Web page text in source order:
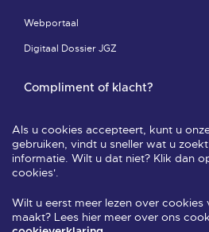
Webportaal
Digitaal Dossier JGZ
Compliment of klacht?
Leveringsvoorwaarden & privacy
Veelgestelde vragen
Volg ons
Als u cookies accepteert, kunt u
gebruiken, vindt u sneller wat u
informatie. Wilt u dat niet? Klik dan
cookies'.
Wilt u eerst meer lezen over
maakt? Lees hier meer over ons